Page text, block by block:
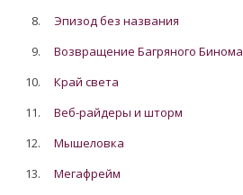
8.
Эпизод без названия
9.
Возвращение Багряного Бинома
10.
Край света
11.
Веб-райдеры и шторм
12.
Мышеловка
13.
Мегафрейм